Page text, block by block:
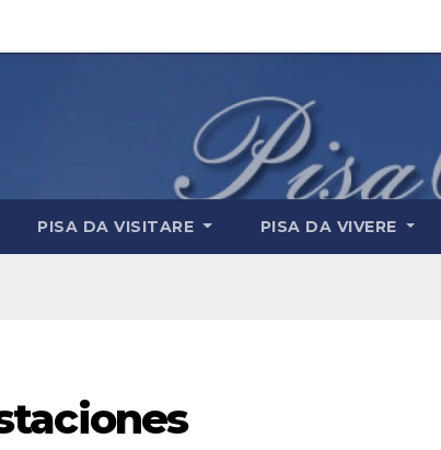
PISA DA VISITARE PISA DA VIVERE